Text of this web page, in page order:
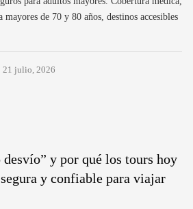
mayores de 70 y 80 años, destinos accesibles
21 julio, 2026
desvío” y por qué los tours hoy
y confiable para viajar